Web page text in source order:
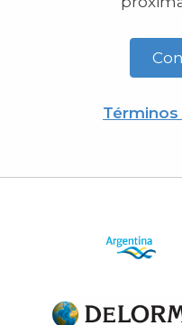
Términos